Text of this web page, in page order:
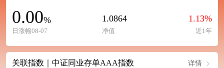
0.00%
日涨幅08-07
1.0864
净值
1.13%
近1年
关联指数｜中证同业存单AAA指数 详情